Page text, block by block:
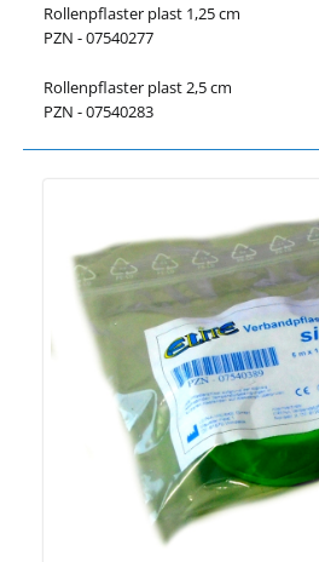
Rollenpflaster plast 1,25 cm
PZN - 07540277
Rollenpflaster plast 2,5 cm
PZN - 07540283